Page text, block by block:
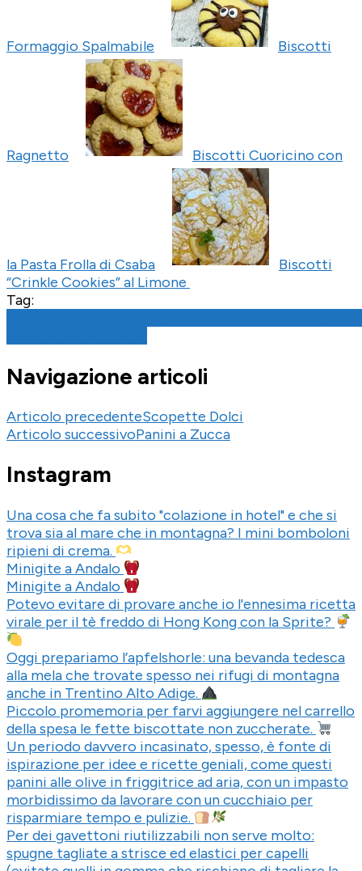
Formaggio Spalmabile Biscotti
Ragnetto Biscotti Cuoricino con
la Pasta Frolla di Csaba
Biscotti
“Crinkle Cookies” al Limone
Tag:
Navigazione articoli
Articolo precedenteScopette Dolci
Articolo successivoPanini a Zucca
Instagram
Una cosa che fa subito "colazione in hotel" e che si
trova sia al mare che in montagna? I mini bomboloni
ripieni di crema.
Minigite a Andalo
Minigite a Andalo
Potevo evitare di provare anche io l'ennesima ricetta
virale per il tè freddo di Hong Kong con la Sprite?
Oggi prepariamo l’apfelshorle: una bevanda tedesca
alla mela che trovate spesso nei rifugi di montagna
anche in Trentino Alto Adige.
Piccolo promemoria per farvi aggiungere nel carrello
della spesa le fette biscottate non zuccherate.
Un periodo davvero incasinato, spesso, è fonte di
ispirazione per idee e ricette geniali, come questi
panini alle olive in friggitrice ad aria, con un impasto
morbidissimo da lavorare con un cucchiaio per
risparmiare tempo e pulizie.
Per dei gavettoni riutilizzabili non serve molto:
spugne tagliate a strisce ed elastici per capelli